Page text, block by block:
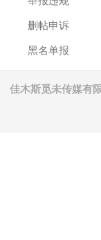
删帖申诉
黑名单报
佳木斯觅未传媒有